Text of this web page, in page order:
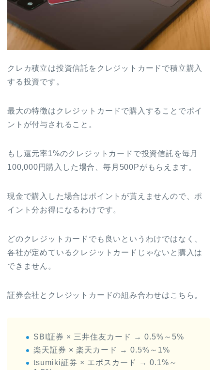
クレカ積立は投資信託をクレジットカードで積立購入
する投資です。
最大の特徴はクレジットカードで購入することでポイ
ントが付与されること。
もし還元率1%のクレジットカードで投資信託を毎月
100,000円購入した場合、毎月500Pがもらえます。
現金で購入した場合はポイントが貰えませんので、ポ
イント分お得になるわけです。
どのクレジットカードでも良いというわけではなく、
各社が定めているクレジットカードじゃないと購入は
できません。
証券会社とクレジットカードの組み合わせはこちら。
SBI証券 × 三井住友カード → 0.5%～5%
楽天証券 × 楽天カード → 0.5%～1%
tsumiki証券 × エポスカード → 0.1%～